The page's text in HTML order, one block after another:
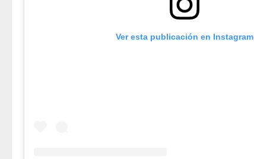
Ver esta publicación en Instagram